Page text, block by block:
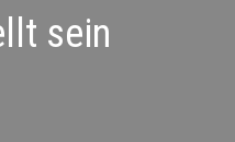
sein